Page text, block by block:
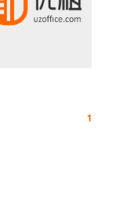
12150元/月